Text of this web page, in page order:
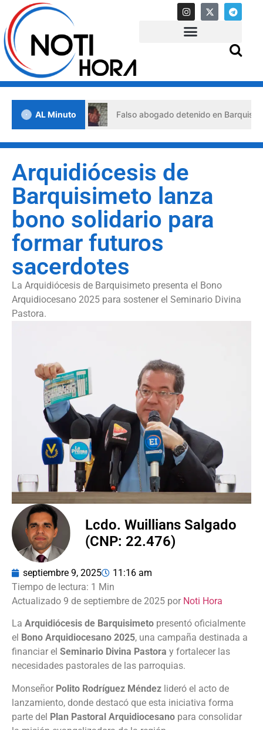
AL Minuto
crisis Falso abogado detenido en Barquisimeto:
Arquidiócesis de
Barquisimeto lanza
bono solidario para
formar futuros
sacerdotes
La Arquidiócesis de Barquisimeto presenta el Bono
Arquidiocesano 2025 para sostener el Seminario Divina
Pastora.
Lcdo. Wuillians Salgado
(CNP: 22.476)
septiembre 9, 2025 11:16 am
Actualizado 9 de septiembre de 2025 por Noti Hora
La Arquidiócesis de Barquisimeto presentó oficialmente
el Bono Arquidiocesano 2025, una campaña destinada a
financiar el Seminario Divina Pastora y fortalecer las
necesidades pastorales de las parroquias.
Monseñor Polito Rodríguez Méndez lideró el acto de
lanzamiento, donde destacó que esta iniciativa forma
parte del Plan Pastoral Arquidiocesano para consolidar